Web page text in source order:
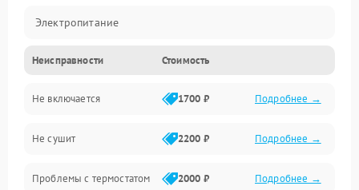
Электропитание
Нагрев
Механические повреждения
Оптика
Программное обеспечение
Неисправности Стоимость
Не включается 1700 ₽ Подробнее →
Не сушит 2200 ₽ Подробнее →
Проблемы с термостатом 2000 ₽ Подробнее →